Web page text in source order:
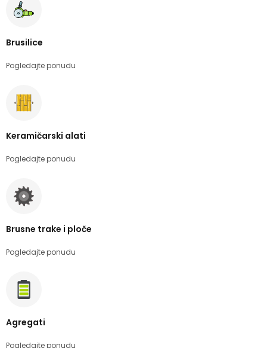
Brusilice
Pogledajte ponudu
Keramičarski alati
Pogledajte ponudu
Brusne trake i ploče
Pogledajte ponudu
Agregati
Pogledajte ponudu